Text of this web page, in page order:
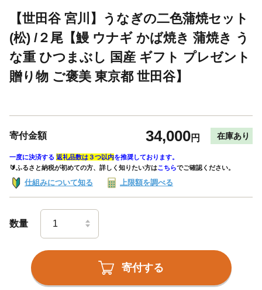
【世田谷 宮川】うなぎの二色蒲焼セット
(松) /２尾【鰻 ウナギ かば焼き 蒲焼き う
な重 ひつまぶし 国産 ギフト プレゼント
贈り物 ご褒美 東京都 世田谷】
寄付金額 34,000円 在庫あり
一度に決済する 返礼品数は３つ以内を推奨しております。
🔰ふるさと納税が初めての方、詳しく知りたい方はこちらでご確認ください。
仕組みについて知る 上限額を調べる
数量
寄付する